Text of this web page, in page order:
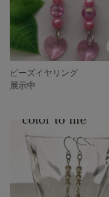
ビーズイヤリング
展示中